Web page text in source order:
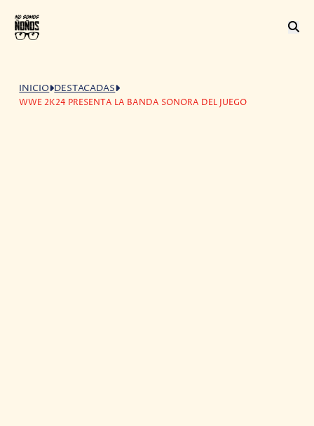
INICIO DESTACADAS
WWE 2K24 PRESENTA LA BANDA SONORA DEL JUEGO